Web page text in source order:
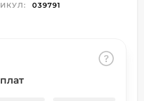
039791